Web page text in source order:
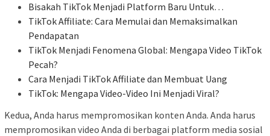
Bisakah TikTok Menjadi Platform Baru Untuk…
TikTok Affiliate: Cara Memulai dan Memaksimalkan
Pendapatan
TikTok Menjadi Fenomena Global: Mengapa Video TikTok
Pecah?
Cara Menjadi TikTok Affiliate dan Membuat Uang
TikTok: Mengapa Video-Video Ini Menjadi Viral?
Kedua, Anda harus mempromosikan konten Anda. Anda harus
mempromosikan video Anda di berbagai platform media sosial